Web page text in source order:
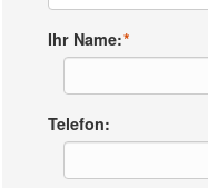
Ihr Name:*
Telefon: